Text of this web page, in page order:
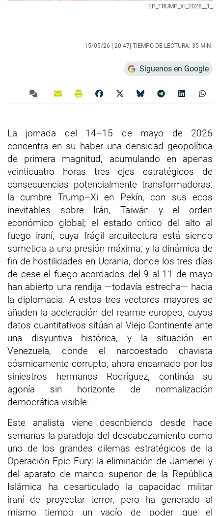
EP_TRUMP_XI_2026__1_
15/05/26 | 20:47| TIEMPO DE LECTURA: 35 MIN.
Síguenos en Google
La jornada del 14–15 de mayo de 2026
concentra en su haber una densidad geopolítica
de primera magnitud, acumulando en apenas
veinticuatro horas tres ejes estratégicos de
consecuencias potencialmente transformadoras:
la cumbre Trump–Xi en Pekín, con sus ecos
inevitables sobre Irán, Taiwán y el orden
económico global; el estado crítico del alto al
fuego iraní, cuya frágil arquitectura está siendo
sometida a una presión máxima; y la dinámica de
fin de hostilidades en Ucrania, donde los tres días
de cese el fuego acordados del 9 al 11 de mayo
han abierto una rendija —todavía estrecha— hacia
la diplomacia. A estos tres vectores mayores se
añaden la aceleración del rearme europeo, cuyos
datos cuantitativos sitúan al Viejo Continente ante
una disyuntiva histórica, y la situación en
Venezuela, donde el narcoestado chavista
cósmicamente corrupto, ahora encarnado por los
siniestros hermanos Rodríguez, continúa su
agonía sin horizonte de normalización
democrática visible.
Este analista viene describiendo desde hace
semanas la paradoja del descabezamiento como
uno de los grandes dilemas estratégicos de la
Operación Epic Fury: la eliminación de Jamenei y
del aparato de mando superior de la República
Islámica ha desarticulado la capacidad militar
iraní de proyectar terror, pero ha generado al
mismo tiempo un vacío de poder que el